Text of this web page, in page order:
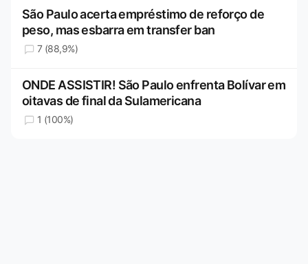
São Paulo acerta empréstimo de reforço de
peso, mas esbarra em transfer ban
7 (88,9%)
ONDE ASSISTIR! São Paulo enfrenta Bolívar em
oitavas de final da Sulamericana
1 (100%)